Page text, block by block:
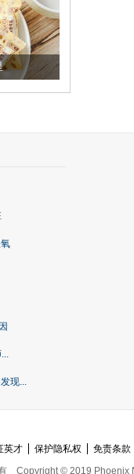
被列入佛家七宝
现...
英才 保护隐私权 免责条款
Copyright © 2019 Phoenix